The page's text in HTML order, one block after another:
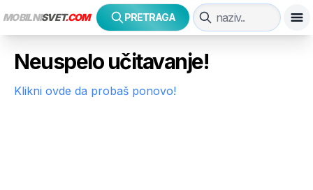
MOBILNISVET.COM PRETRAGA
Neuspelo učitavanje!
Klikni ovde da probaš ponovo!